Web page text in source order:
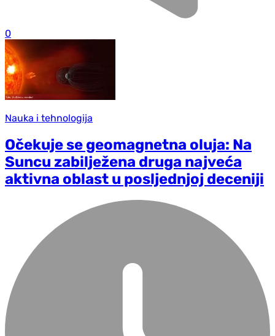
0
Nauka i tehnologija
Očekuje se geomagnetna oluja: Na
Suncu zabilježena druga najveća
aktivna oblast u posljednjoj deceniji